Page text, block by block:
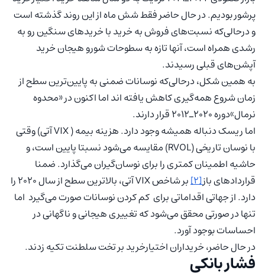
پرشور بودیم. در حال حاضر فقط شش ماه از این روند گذشته است
و درحالی‌که نسبت‌های فروش به خرید با خرید‌های سنگین رو به
رشدی همراه است، آنها تازه به سطوحات شورو هیجان خرید
آپشن‌های قبلی رسیدند.
به همین شکل، درحالی‌که نوسانات ضمنی به پایین‌ترین سطح از
زمان شروع همه‌گیری کاهش یافته اند اما اکنون در «محدوه
نرمال»دوره 2020ـ2012 قرار دارند.
اما ریسک دنباله همیشه وجود دارد. هزینه بیمه ( VIX آتی) وقتی
با نوسان تاریخی (RVOL) مقایسه می‌شود نسبتا پایین است، و
حاشیه اطمینان کمتری را برای نوسان‌گیران می‌گذارد. ضمنا
قراردادهای باز[2]
بر شاخص VIX آتی، بالاترین سطح از سال 2020 را
دارد. از جهاتی اقداماتی برای کم کردن نوسانات صورت می‌گیرد اما
تنها در صورتی محقق می‌شود که تغییری هیجانی و ناگهانی در
احساسات بوجود آورد.
در حال حاضر، خریداران اختیارخرید بر تخت سلطنت تکیه زدند.
فشار بانکی